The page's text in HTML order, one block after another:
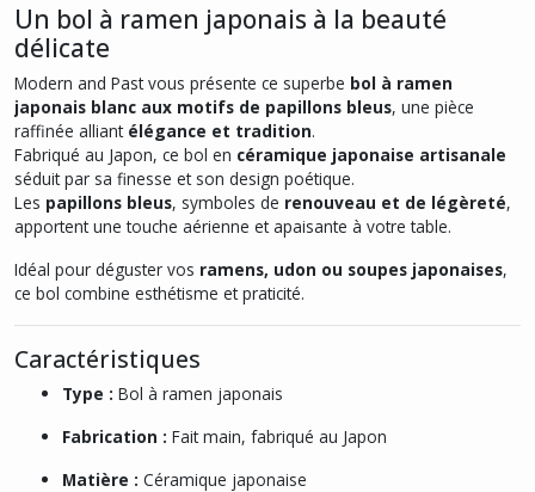
Un bol à ramen japonais à la beauté
délicate
Modern and Past vous présente ce superbe bol à ramen
japonais blanc aux motifs de papillons bleus, une pièce
raffinée alliant élégance et tradition.
Fabriqué au Japon, ce bol en céramique japonaise artisanale
séduit par sa finesse et son design poétique.
Les papillons bleus, symboles de renouveau et de légèreté,
apportent une touche aérienne et apaisante à votre table.
Idéal pour déguster vos ramens, udon ou soupes japonaises,
ce bol combine esthétisme et praticité.
Caractéristiques
Type : Bol à ramen japonais
Fabrication : Fait main, fabriqué au Japon
Matière : Céramique japonaise